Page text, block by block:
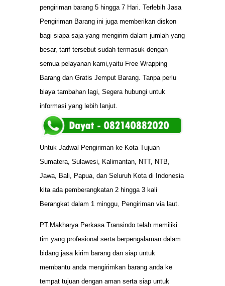
pengiriman barang 5 hingga 7 Hari. Terlebih Jasa
Pengiriman Barang ini juga memberikan diskon
bagi siapa saja yang mengirim dalam jumlah yang
besar, tarif tersebut sudah termasuk dengan
semua pelayanan kami,yaitu Free Wrapping
Barang dan Gratis Jemput Barang. Tanpa perlu
biaya tambahan lagi, Segera hubungi untuk
informasi yang lebih lanjut.
Untuk Jadwal Pengiriman ke Kota Tujuan
Sumatera, Sulawesi, Kalimantan, NTT, NTB,
Jawa, Bali, Papua, dan Seluruh Kota di Indonesia
kita ada pemberangkatan 2 hingga 3 kali
Berangkat dalam 1 minggu, Pengiriman via laut.
PT.Makharya Perkasa Transindo telah memiliki
tim yang profesional serta berpengalaman dalam
bidang jasa kirim barang dan siap untuk
membantu anda mengirimkan barang anda ke
tempat tujuan dengan aman serta siap untuk